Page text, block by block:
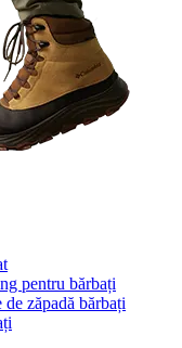
pentru bărbați
zăpadă bărbați